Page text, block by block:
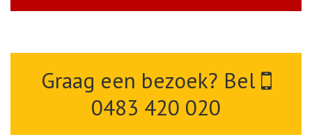
Graag een bezoek? Bel
0483 420 020